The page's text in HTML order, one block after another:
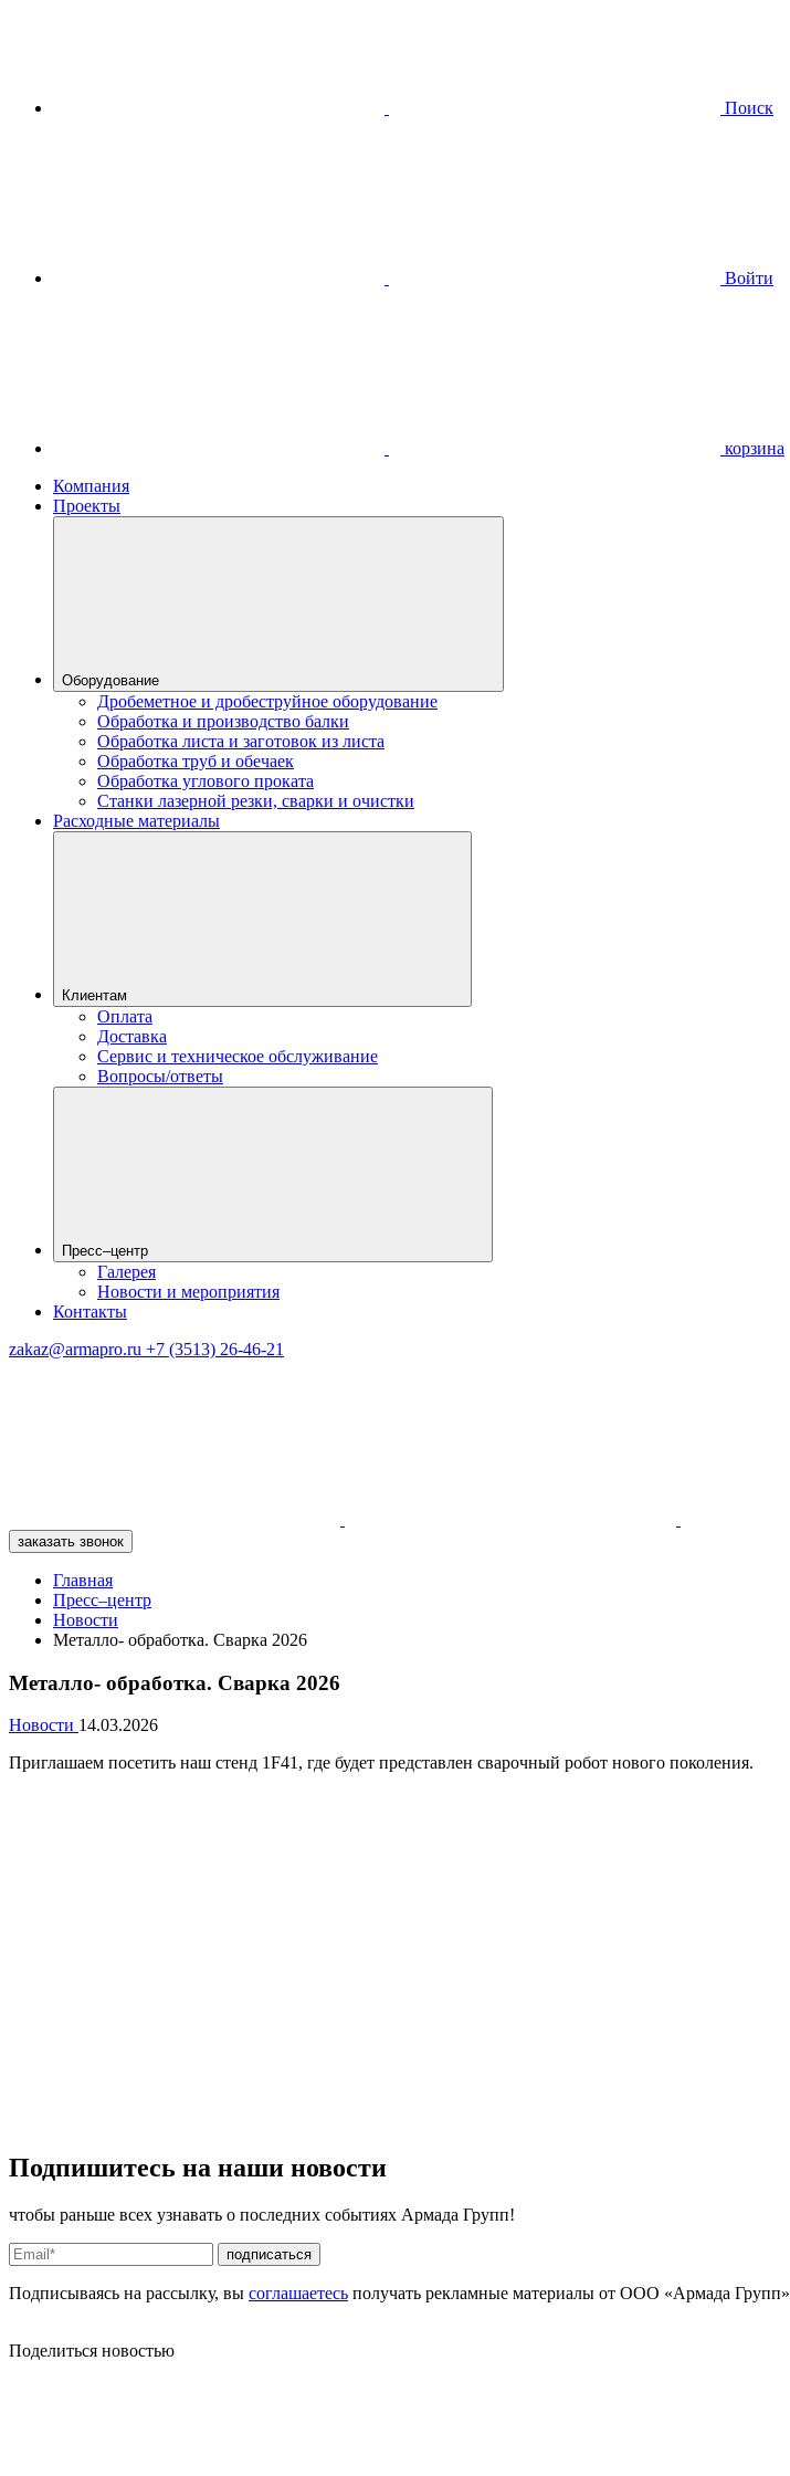
Поиск
Войти
корзина
Компания
Проекты
Оборудование
Дробеметное и дробеструйное оборудование
Обработка и производство балки
Обработка листа и заготовок из листа
Обработка труб и обечаек
Обработка углового проката
Станки лазерной резки, сварки и очистки
Расходные материалы
Клиентам
Оплата
Доставка
Сервис и техническое обслуживание
Вопросы/ответы
Пресс–центр
Галерея
Новости и мероприятия
Контакты
zakaz@armapro.ru +7 (3513) 26-46-21
заказать звонок
Главная
Пресс–центр
Новости
Металло- обработка. Сварка 2026
Металло- обработка. Сварка 2026
Новости 14.03.2026
Приглашаем посетить наш стенд 1F41, где будет представлен сварочный робот нового поколения.
Подпишитесь на наши новости
чтобы раньше всех узнавать о последних событиях Армада Групп!
подписаться
Подписываясь на рассылку, вы соглашаетесь получать рекламные материалы от ООО «Армада Групп»
Поделиться новостью